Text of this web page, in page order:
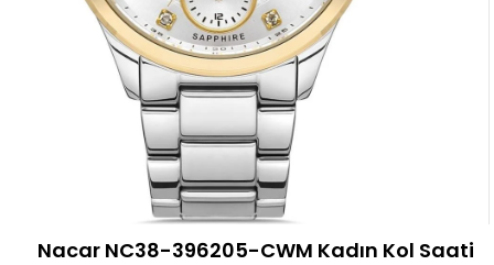
Nacar NC38-396205-CWM Kadın Kol Saati